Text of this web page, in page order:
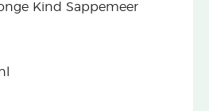
Kind Sappemeer